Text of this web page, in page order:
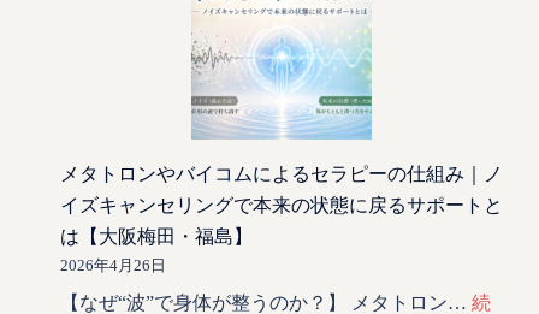
メタトロンやバイコムによるセラピーの仕組み｜ノ
イズキャンセリングで本来の状態に戻るサポートと
は【大阪梅田・福島】
2026年4月26日
【なぜ“波”で身体が整うのか？】 メタトロン… 続